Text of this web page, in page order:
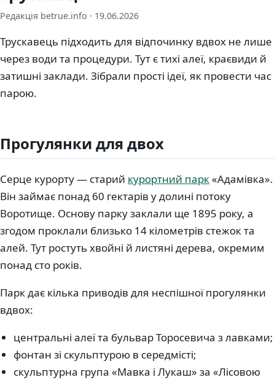
Редакція betrue.info · 19.06.2026
Трускавець підходить для відпочинку вдвох не лише
через води та процедури. Тут є тихі алеї, краєвиди й
затишні заклади. Зібрали прості ідеї, як провести час
парою.
Прогулянки для двох
Серце курорту — старий курортний парк«Адамівка».
Він займає понад 60 гектарів у долині потоку
Воротище. Основу парку заклали ще 1895 року, а
згодом проклали близько 14 кілометрів стежок та
алей. Тут ростуть хвойні й листяні дерева, окремим
понад сто років.
Парк дає кілька приводів для неспішної прогулянки
вдвох:
центральні алеї та бульвар Торосевича з лавками;
фонтан зі скульптурою в середмісті;
скульптурна група «Мавка і Лукаш» за «Лісовою